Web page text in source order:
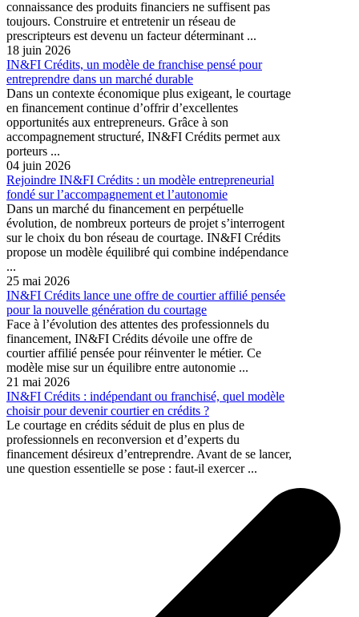
connaissance des produits financiers ne suffisent pas
toujours. Construire et entretenir un réseau de
prescripteurs est devenu un facteur déterminant ...
18 juin 2026
IN&FI Crédits, un modèle de franchise pensé pour
entreprendre dans un marché durable
Dans un contexte économique plus exigeant, le courtage
en financement continue d’offrir d’excellentes
opportunités aux entrepreneurs. Grâce à son
accompagnement structuré, IN&FI Crédits permet aux
porteurs ...
04 juin 2026
Rejoindre IN&FI Crédits : un modèle entrepreneurial
fondé sur l’accompagnement et l’autonomie
Dans un marché du financement en perpétuelle
évolution, de nombreux porteurs de projet s’interrogent
sur le choix du bon réseau de courtage. IN&FI Crédits
propose un modèle équilibré qui combine indépendance
...
25 mai 2026
IN&FI Crédits lance une offre de courtier affilié pensée
pour la nouvelle génération du courtage
Face à l’évolution des attentes des professionnels du
financement, IN&FI Crédits dévoile une offre de
courtier affilié pensée pour réinventer le métier. Ce
modèle mise sur un équilibre entre autonomie ...
21 mai 2026
IN&FI Crédits : indépendant ou franchisé, quel modèle
choisir pour devenir courtier en crédits ?
Le courtage en crédits séduit de plus en plus de
professionnels en reconversion et d’experts du
financement désireux d’entreprendre. Avant de se lancer,
une question essentielle se pose : faut-il exercer ...